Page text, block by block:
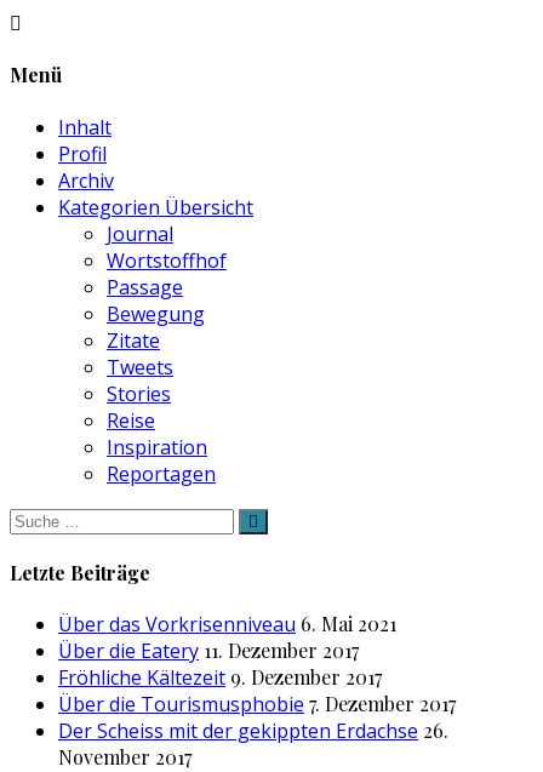
Menü
Inhalt
Profil
Archiv
Kategorien Übersicht
Journal
Wortstoffhof
Passage
Bewegung
Zitate
Tweets
Stories
Reise
Inspiration
Reportagen
Suche
nach:
Letzte Beiträge
Über das Vorkrisenniveau 6. Mai 2021
Über die Eatery 11. Dezember 2017
Fröhliche Kältezeit 9. Dezember 2017
Über die Tourismusphobie 7. Dezember 2017
Der Scheiss mit der gekippten Erdachse 26.
November 2017